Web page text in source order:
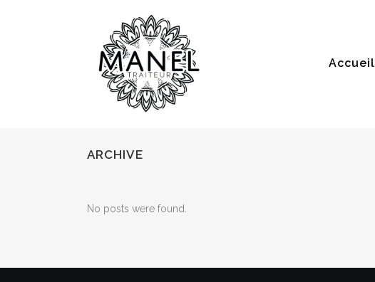
Accueil
ARCHIVE
No posts were found.